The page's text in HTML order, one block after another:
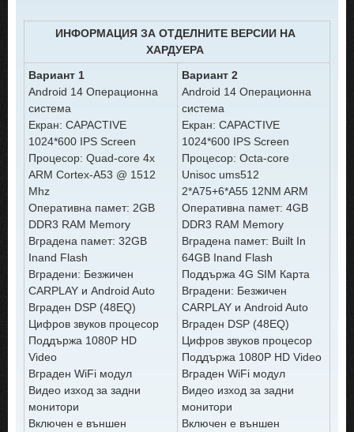
ИНФОРМАЦИЯ ЗА ОТДЕЛНИТЕ ВЕРСИИ НА
ХАРДУЕРА
Вариант 1
Android 14 Операционна
система
Екран: CAPACTIVE
1024*600 IPS Screen
Процесор: Quad-core 4x
ARM Cortex-A53 @ 1512
Mhz
Оперативна памет: 2GB
DDR3 RAM Memory
Вградена памет: 32GB
Inand Flash
Вградени: Безжичен
CARPLAY и Android Auto
Вграден DSP (48EQ)
Цифров звуков процесор
Поддържа 1080P HD
Video
Вграден WiFi модул
Видео изход за задни
монитори
Включен е външен
Вариант 2
Android 14 Операционна
система
Екран: CAPACTIVE
1024*600 IPS Screen
Процесор: Octa-core
Unisoc ums512
2*A75+6*A55 12NM ARM
Оперативна памет: 4GB
DDR3 RAM Memory
Вградена памет: Built In
64GB Inand Flash
Поддържа 4G SIM Карта
Вградени: Безжичен
CARPLAY и Android Auto
Вграден DSP (48EQ)
Цифров звуков процесор
Поддържа 1080P HD Video
Вграден WiFi модул
Видео изход за задни
монитори
Включен е външен